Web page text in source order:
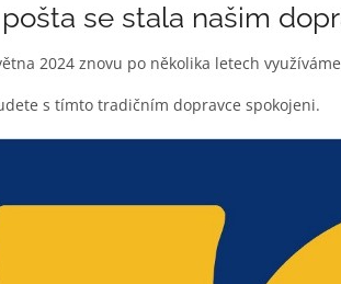
se stala našim
2024 znovu po několika letech
s tímto tradičním dopravce spokojeni.